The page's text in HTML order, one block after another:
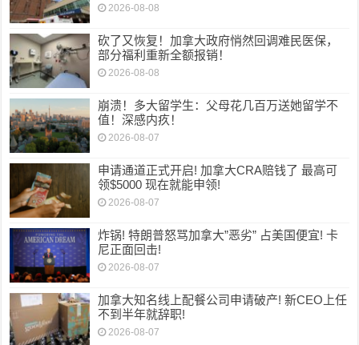
2026-08-08
砍了又恢复！加拿大政府悄然回调难民医保，
部分福利重新全额报销！
2026-08-08
崩溃！多大留学生：父母花几百万送她留学不
值！深感内疚！
2026-08-07
申请通道正式开启! 加拿大CRA赔钱了 最高可
领$5000 现在就能申领!
2026-08-07
炸锅! 特朗普怒骂加拿大”恶劣” 占美国便宜! 卡
尼正面回击!
2026-08-07
加拿大知名线上配餐公司申请破产! 新CEO上任
不到半年就辞职!
2026-08-07